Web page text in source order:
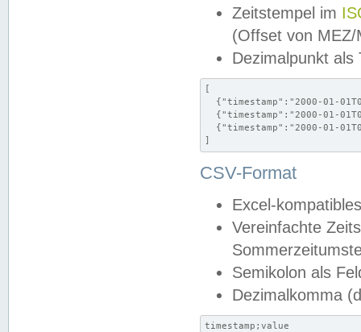
Zeitstempel im
(Offset von MEZ/
Dezimalpunkt als
[
{"timestamp":"2000-01-
{"timestamp":"2000-01-
{"timestamp":"2000-01-
]
CSV-Format
Excel-
Vereinfachte
Semikolon als
Dezimalkomma
timestamp;value